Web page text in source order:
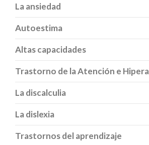
La ansiedad
Autoestima
Altas capacidades
Trastorno de la Atención e
La discalculia
La dislexia
Trastornos del aprendizaje